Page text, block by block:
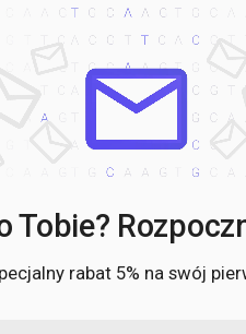
Tobie?
rabat 5% na swój